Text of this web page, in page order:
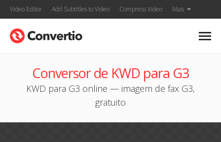
Video Editor Add Subtitles to Video Compress Video Mais
Conversor de KWD para G3
KWD para G3 online — imagem de fax G3,
gratuito